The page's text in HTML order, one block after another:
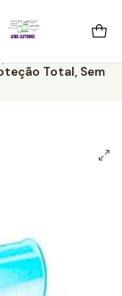
Total, Sem